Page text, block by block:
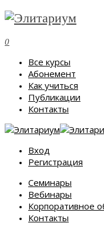
0
Все курсы
Абонемент
Как учиться
Публикации
Контакты
Вход
Регистрация
Семинары
Вебинары
Корпоративное
Контакты